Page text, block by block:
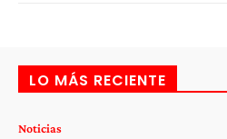
LO MÁS RECIENTE
Noticias